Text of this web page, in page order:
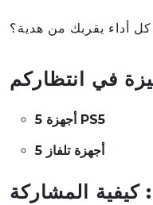
كل أداء يقربك من هدية؟
5 أجهزة PS5
5 أجهزة تلفاز
كيفية المشاركة :